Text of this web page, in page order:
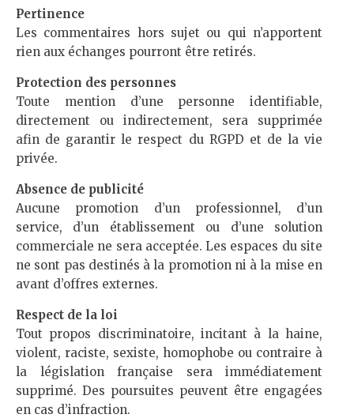
Pertinence
Les commentaires hors sujet ou qui n’apportent
rien aux échanges pourront être retirés.
Protection des personnes
Toute mention d’une personne identifiable,
directement ou indirectement, sera supprimée
afin de garantir le respect du RGPD et de la vie
privée.
Absence de publicité
Aucune promotion d’un professionnel, d’un
service, d’un établissement ou d’une solution
commerciale ne sera acceptée. Les espaces du site
ne sont pas destinés à la promotion ni à la mise en
avant d’offres externes.
Respect de la loi
Tout propos discriminatoire, incitant à la haine,
violent, raciste, sexiste, homophobe ou contraire à
la législation française sera immédiatement
supprimé. Des poursuites peuvent être engagées
en cas d’infraction.